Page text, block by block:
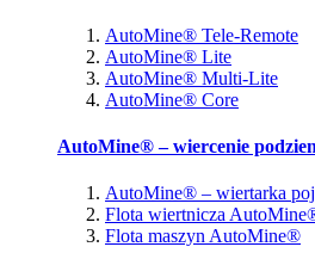
AutoMine® Tele-Remote
AutoMine® Lite
AutoMine® Multi-Lite
AutoMine® Core
AutoMine® – wiercenie
AutoMine® – wiertarka
Flota wiertnicza
Flota maszyn AutoMine®